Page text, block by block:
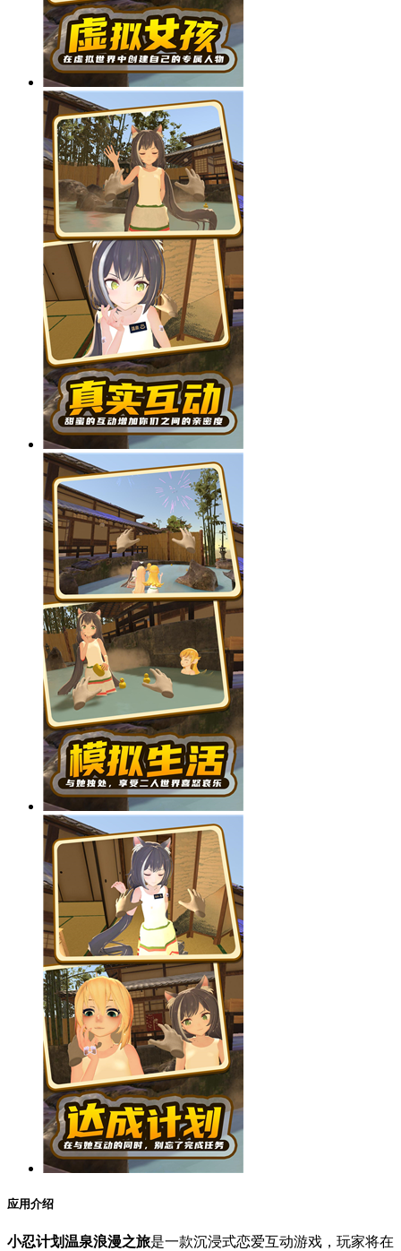
应用介绍
小忍计划温泉浪漫之旅是一款沉浸式恋爱互动游戏，玩家将在